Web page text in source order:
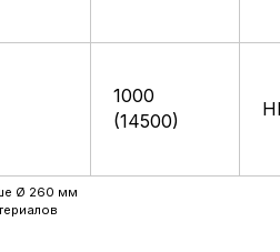
1000
(14500)